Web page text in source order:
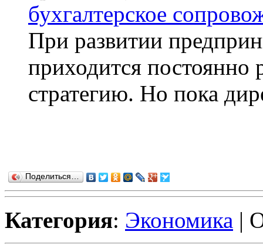
бухгалтерское
При развитии
приходится постоянно
стратегию. Но пока
Поделиться…
Категория: Экономика |